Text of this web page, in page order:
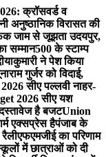
क्रॉसवर्ड व
अनुष्ठानिक विरासत की
जाम से जूझता उदयपुर,
सम्मान500 के स्टाम्प
ने पेश किया
गुर्जर को विदाई,
सीए पल्लवी नाहर-
2026 सीए यश
है बजटUnion
एक्सप्रेस हैपंजाब के
एफएमजीई का परिणाम
में छात्राओं को दी